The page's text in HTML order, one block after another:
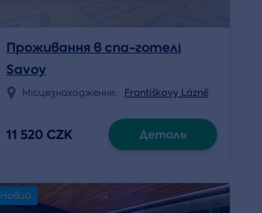
Проживання в спа-готелі
Savoy
Місцезнаходження: Františkovy Lázně
11 520 CZK Деталь
Новий